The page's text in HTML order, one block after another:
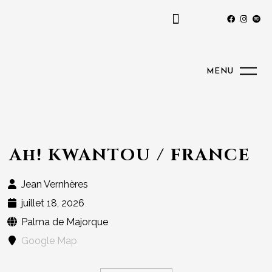
MENU
Ah! KWANTOU / FRANCE
Jean Vernhères
juillet 18, 2026
Palma de Majorque
Google Map